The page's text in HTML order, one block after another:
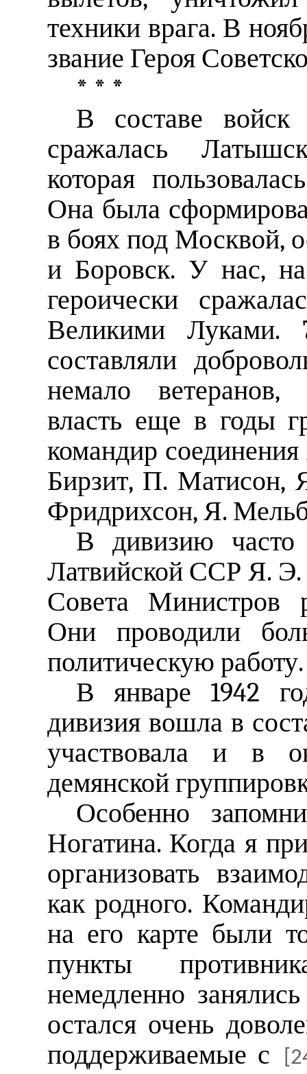
техники врага. В
звание Героя
* * *
В составе войск
сражалась
которая
Она была
в боях под Москвой,
и Боровск. У нас,
героически
Великими Луками.
составляли
немало ветеранов,
власть еще в годы
командир
Бирзит, П. Матисон,
Фридрихсон, Я.
В дивизию часто
Латвийской ССР Я. Э.
Совета Министров
Они проводили
политическую работу.
В январе 1942
дивизия вошла в
участвовала и в
демянской
Особенно
Ногатина. Когда я
организовать
как родного.
на его карте были
пункты
немедленно
остался очень
поддерживаемые с